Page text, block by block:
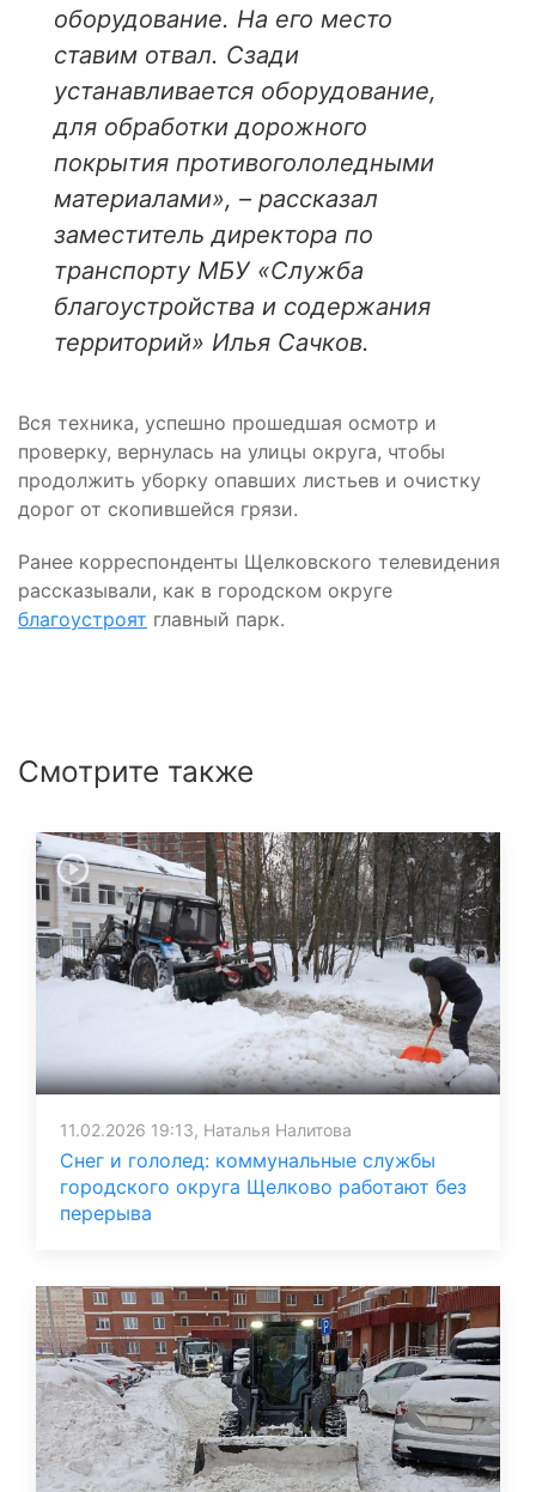
оборудование. На его место
ставим отвал. Сзади
устанавливается оборудование,
для обработки дорожного
покрытия противогололедными
материалами», – рассказал
заместитель директора по
транспорту МБУ «Служба
благоустройства и содержания
территорий» Илья Сачков.
Вся техника, успешно прошедшая осмотр и
проверку, вернулась на улицы округа, чтобы
продолжить уборку опавших листьев и очистку
дорог от скопившейся грязи.
Ранее корреспонденты Щелковского телевидения
рассказывали, как в городском округе
благоустроят главный парк.
Смотрите также
11.02.2026 19:13, Наталья Налитова
Снег и гололед: коммунальные службы
городского округа Щелково работают без
перерыва